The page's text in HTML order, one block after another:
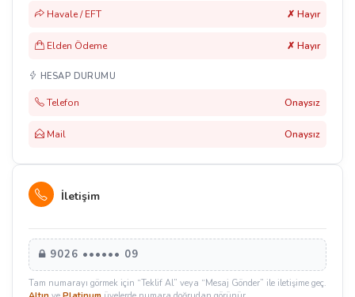
Havale / EFT ✗ Hayır
Elden Ödeme ✗ Hayır
HESAP DURUMU
Telefon Onaysız
Mail Onaysız
İletişim
9026 •••••• 09
Tam numarayı görmek için “Teklif Al” veya “Mesaj Gönder” ile iletişime geç.